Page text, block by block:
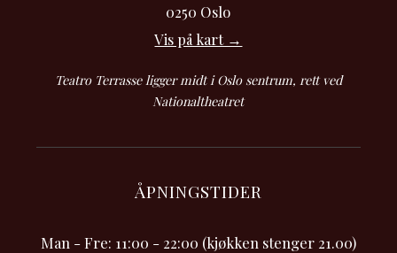
0250 Oslo
Vis på kart →
Teatro Terrasse ligger midt i Oslo sentrum, rett ved
Nationaltheatret
ÅPNINGSTIDER
Man - Fre: 11:00 - 22:00 (kjøkken stenger 21.00)